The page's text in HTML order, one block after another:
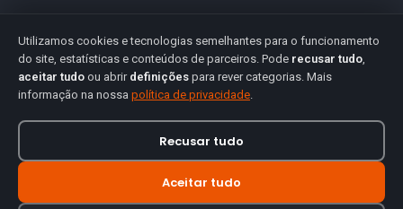
Utilizamos cookies e tecnologias semelhantes para o funcionamento
do site, estatísticas e conteúdos de parceiros. Pode recusar tudo,
aceitar tudo ou abrir definições para rever categorias. Mais
informação na nossa política de privacidade.
Recusar tudo
Aceitar tudo